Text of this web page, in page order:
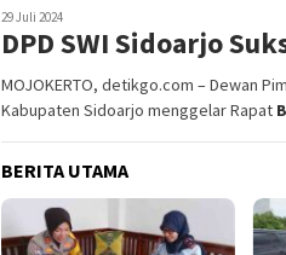
29 Juli 2024
DPD SWI Sidoarjo
MOJOKERTO, detikgo.com – Dewan
Kabupaten Sidoarjo menggelar Rapat
BERITA UTAMA